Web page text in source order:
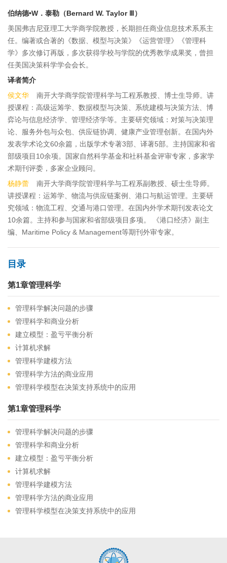
伯纳德•W．泰勒（Bernard W. Taylor Ⅲ）
美国弗吉尼亚理工大学商学院教授，长期担任商业信息技术系系主
任。编著或合著的《数据、模型与决策》《运营管理》《管理科
学》多次修订再版，多次获得学校与学院的优秀教学成果奖，曾担
任美国决策科学学会会长。
译者简介
侯文华
南开大学商学院管理科学与工程系教授、博士生导师。讲
授课程：高级运筹学、数据模型与决策、系统建模与决策方法、博
弈论与信息经济学、管理经济学等。主要研究领域：对策与决策理
论、服务外包与众包、供应链协调、健康产业管理创新。在国内外
发表学术论文60余篇，出版学术专著3部、译著5部。主持国家和省
部级项目10余项。国家自然科学基金和社科基金评审专家，多家学
术期刊评委，多家企业顾问。
杨静蕾
南开大学商学院管理科学与工程系副教授、硕士生导师。
讲授课程：运筹学、物流与供应链案例、港口与航运管理。主要研
究领域：物流工程、交通与港口管理。在国内外学术期刊发表论文
10余篇。主持和参与国家和省部级项目多项。 《港口经济》副主
编、Maritime Policy & Management等期刊外审专家。
目录
第1章管理科学
管理科学解决问题的步骤
管理科学和商业分析
建立模型：盈亏平衡分析
计算机求解
管理科学建模方法
管理科学方法的商业应用
管理科学模型在决策支持系统中的应用
第1章管理科学
管理科学解决问题的步骤
管理科学和商业分析
建立模型：盈亏平衡分析
计算机求解
管理科学建模方法
管理科学方法的商业应用
管理科学模型在决策支持系统中的应用